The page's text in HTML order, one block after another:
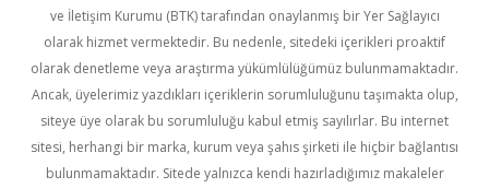
ve İletişim Kurumu (BTK) tarafından onaylanmış bir Yer Sağlayıcı
olarak hizmet vermektedir. Bu nedenle, sitedeki içerikleri proaktif
olarak denetleme veya araştırma yükümlülüğümüz bulunmamaktadır.
Ancak, üyelerimiz yazdıkları içeriklerin sorumluluğunu taşımakta olup,
siteye üye olarak bu sorumluluğu kabul etmiş sayılırlar. Bu internet
sitesi, herhangi bir marka, kurum veya şahıs şirketi ile hiçbir bağlantısı
bulunmamaktadır. Sitede yalnızca kendi hazırladığımız makaleler